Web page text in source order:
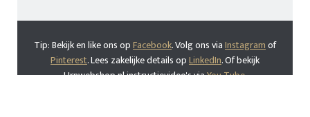
Tip: Bekijk en like ons opFacebook. Volg ons viaInstagramof
Pinterest. Lees zakelijke details opLinkedIn. Of bekijk
Urnwebshop.nl instructievideo's viaYou Tube.